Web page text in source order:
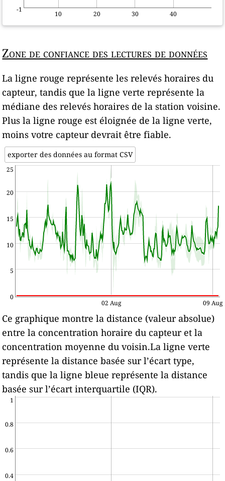
-1
10 20 30 40
Zone de confiance des lectures de données
La ligne rouge représente les relevés horaires du
capteur, tandis que la ligne verte représente la
médiane des relevés horaires de la station voisine.
Plus la ligne rouge est éloignée de la ligne verte,
moins votre capteur devrait être fiable.
exporter des données au format CSV
0
5
10
15
20
25
02 Aug 09 Aug
Ce graphique montre la distance (valeur absolue)
entre la concentration horaire du capteur et la
concentration moyenne du voisin.La ligne verte
représente la distance basée sur l’écart type,
tandis que la ligne bleue représente la distance
basée sur l’écart interquartile (IQR).
0.4
0.6
0.8
1